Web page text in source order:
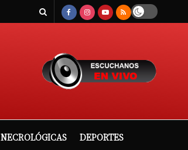
NECROLÓGICAS DEPORTES